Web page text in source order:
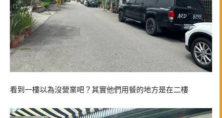
看到一樓以為沒營業吧？其實他們用餐的地方是在二樓